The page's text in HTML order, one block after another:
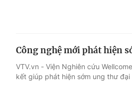
Công nghệ mới phát hiện
VTV.vn - Viện Nghiên cứu
kết giúp phát hiện sớm ung thư